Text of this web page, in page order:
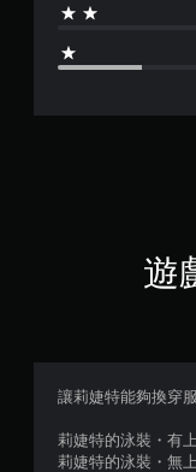
遊
讓莉婕特能夠換穿
莉婕特的泳裝・有
莉婕特的泳裝・無